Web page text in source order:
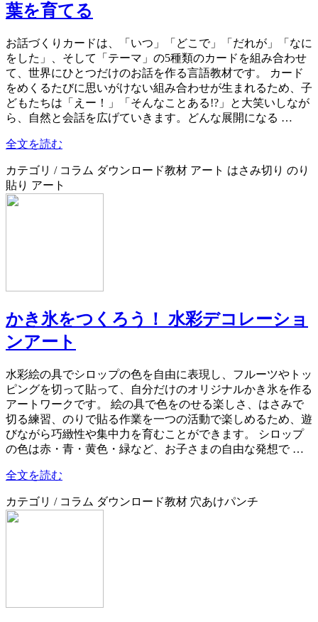
葉を育てる
お話づくりカードは、「いつ」「どこで」「だれが」「なに
をした」、そして「テーマ」の5種類のカードを組み合わせ
て、世界にひとつだけのお話を作る言語教材です。 カード
をめくるたびに思いがけない組み合わせが生まれるため、子
どもたちは「えー！」「そんなことある!?」と大笑いしなが
ら、自然と会話を広げていきます。どんな展開になる …
全文を読む
カテゴリ / コラム ダウンロード教材 アート はさみ切り のり
貼り アート
かき氷をつくろう！ 水彩デコレーショ
ンアート
水彩絵の具でシロップの色を自由に表現し、フルーツやトッ
ピングを切って貼って、自分だけのオリジナルかき氷を作る
アートワークです。 絵の具で色をのせる楽しさ、はさみで
切る練習、のりで貼る作業を一つの活動で楽しめるため、遊
びながら巧緻性や集中力を育むことができます。 シロップ
の色は赤・青・黄色・緑など、お子さまの自由な発想で …
全文を読む
カテゴリ / コラム ダウンロード教材 穴あけパンチ